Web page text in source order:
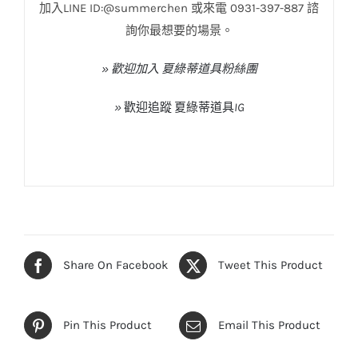
加入LINE ID:@summerchen 或來電 0931-397-887 諮
詢你最想要的場景。
» 歡迎加入 夏綠蒂道具粉絲團
»歡迎追蹤 夏綠蒂道具IG
Share On Facebook Tweet This Product
Pin This Product Email This Product